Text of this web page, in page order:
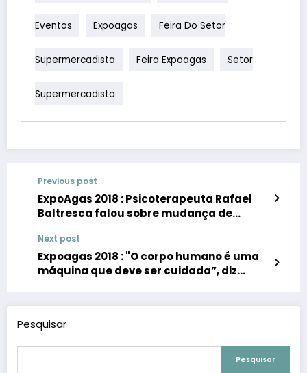
Eventos Expoagas Feira Do Setor
Supermercadista Feira Expoagas Setor
Supermercadista
Previous post
ExpoAgas 2018 : Psicoterapeuta Rafael
Baltresca falou sobre mudança de
Next post
Expoagas 2018 : "O corpo humano é uma
máquina que deve ser cuidada”, diz
Pesquisar
Pesquisar